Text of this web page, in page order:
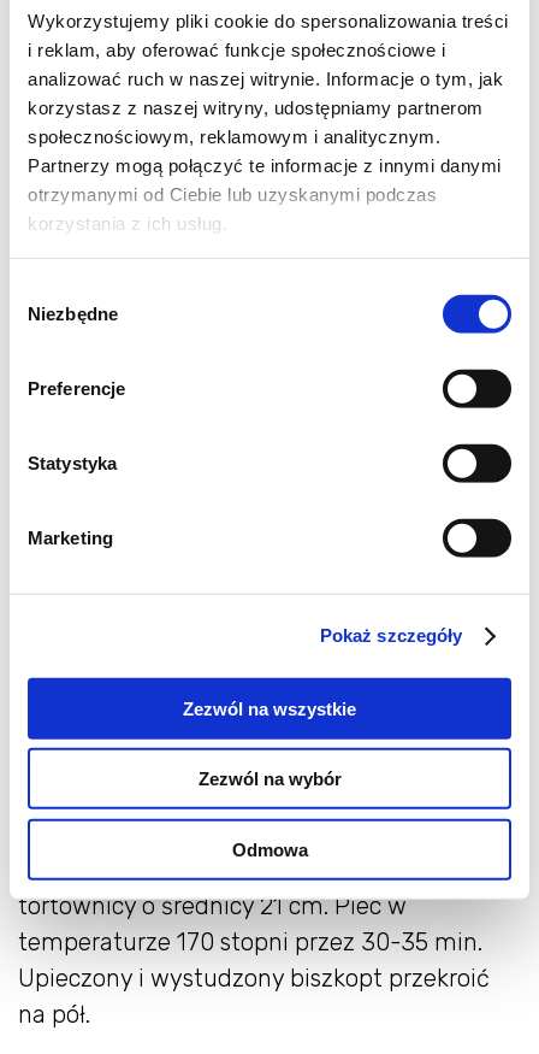
Wykorzystujemy pliki cookie do spersonalizowania treści
i reklam, aby oferować funkcje społecznościowe i
analizować ruch w naszej witrynie. Informacje o tym, jak
korzystasz z naszej witryny, udostępniamy partnerom
społecznościowym, reklamowym i analitycznym.
Partnerzy mogą połączyć te informacje z innymi danymi
otrzymanymi od Ciebie lub uzyskanymi podczas
korzystania z ich usług.
zgody
Niezbędne
Preferencje
Statystyka
Marketing
Pokaż szczegóły
Zezwól na wszystkie
Zezwól na wybór
Odmowa
Składniki na biszkopt:
150 g cukru
3 jajka
1 łyżeczka proszku do pieczenia
600 ml śmietanki kremówki
Margarynę utrzeć z cukrem. Kolejno dodawać
jajka. Mąkę wymieszaną z proszkiem i kakao
dodawać do masy na przemian z mlekiem.
Ciasto przełożyć do wysmarowanej
tortownicy o średnicy 21 cm. Piec w
temperaturze 170 stopni przez 30-35 min.
Upieczony i wystudzony biszkopt przekroić
na pół.